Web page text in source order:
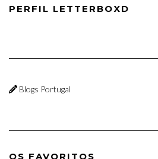
PERFIL LETTERBOXD
Blogs Portugal
OS FAVORITOS